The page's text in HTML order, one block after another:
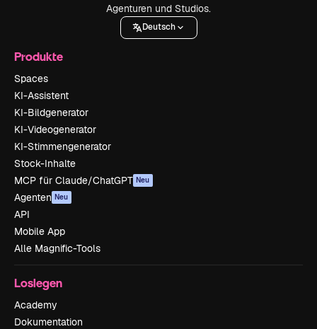
Agenturen und Studios.
Deutsch
Produkte
Spaces
KI-Assistent
KI-Bildgenerator
KI-Videogenerator
KI-Stimmengenerator
Stock-Inhalte
MCP für Claude/ChatGPT Neu
Agenten Neu
API
Mobile App
Alle Magnific-Tools
Loslegen
Academy
Dokumentation